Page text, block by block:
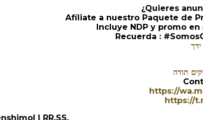
¿Quieres
Afíliate a nuestro Paquete de
Incluye NDP y promo en
Recuerda :
תודה
https://
https://
| RR.SS.